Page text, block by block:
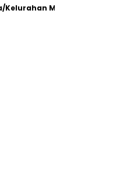
Merah Putih oleh